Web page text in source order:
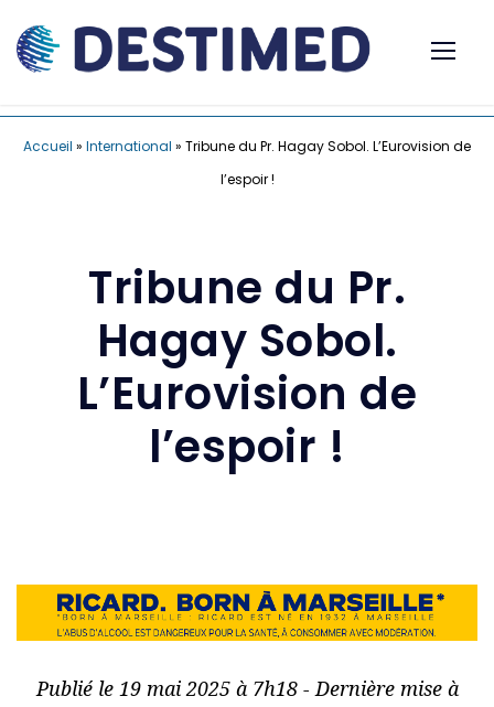
Accueil » International » Tribune du Pr. Hagay Sobol. L’Eurovision de
l’espoir !
Tribune du Pr.
Hagay Sobol.
L’Eurovision de
l’espoir !
Publié le 19 mai 2025 à 7h18 - Dernière mise à